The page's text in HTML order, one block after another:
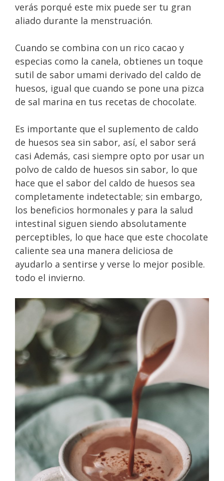
verás porqué este mix puede ser tu gran
aliado durante la menstruación.
Cuando se combina con un rico cacao y
especias como la canela, obtienes un toque
sutil de sabor umami derivado del caldo de
huesos, igual que cuando se pone una pizca
de sal marina en tus recetas de chocolate.
Es importante que el suplemento de caldo
de huesos sea sin sabor, así, el sabor será
casi Además, casi siempre opto por usar un
polvo de caldo de huesos sin sabor, lo que
hace que el sabor del caldo de huesos sea
completamente indetectable; sin embargo,
los beneficios hormonales y para la salud
intestinal siguen siendo absolutamente
perceptibles, lo que hace que este chocolate
caliente sea una manera deliciosa de
ayudarlo a sentirse y verse lo mejor posible.
todo el invierno.